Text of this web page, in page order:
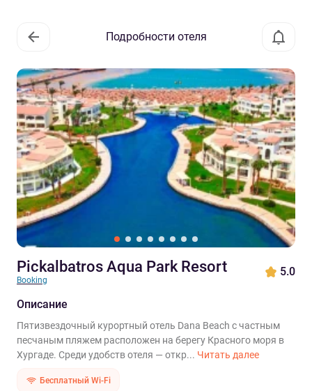
Подробности отеля
Pickalbatros Aqua Park Resort
Booking
5.0
Описание
Пятизвездочный курортный отель Dana Beach с частным
песчаным пляжем расположен на берегу Красного моря в
Хургаде. Среди удобств отеля — откр... Читать далее
Бесплатный Wi-Fi